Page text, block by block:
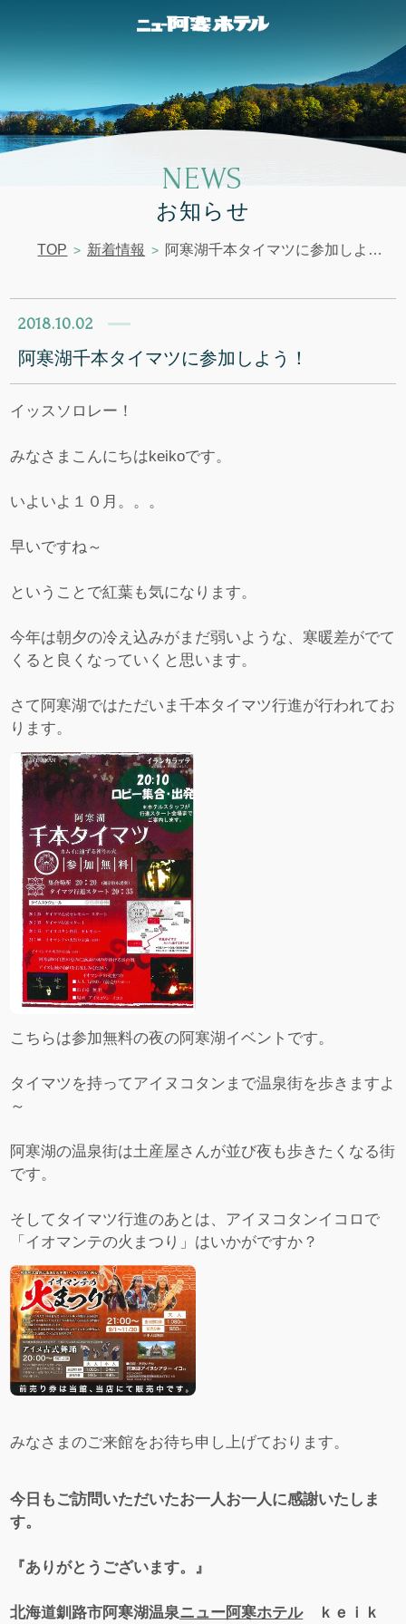
NEWS
お知らせ
TOP 新着情報 阿寒湖千本タイマツに参加しよう！
2018.10.02
阿寒湖千本タイマツに参加しよう！
イッスソロレー！
みなさまこんにちはkeikoです。
いよいよ１０月。。。
早いですね～
ということで紅葉も気になります。
今年は朝夕の冷え込みがまだ弱いような、寒暖差がでて
くると良くなっていくと思います。
さて阿寒湖ではただいま千本タイマツ行進が行われてお
ります。
こちらは参加無料の夜の阿寒湖イベントです。
タイマツを持ってアイヌコタンまで温泉街を歩きますよ
～
阿寒湖の温泉街は土産屋さんが並び夜も歩きたくなる街
です。
そしてタイマツ行進のあとは、アイヌコタンイコロで
「イオマンテの火まつり」はいかがですか？
みなさまのご来館をお待ち申し上げております。
今日もご訪問いただいたお一人お一人に感謝いたしま
す。
『ありがとうございます。』
北海道釧路市阿寒湖温泉ニュー阿寒ホテルｋｅｉｋ